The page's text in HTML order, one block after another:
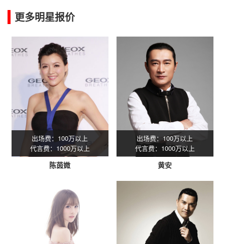
更多明星报价
出场费：100万以上
代言费：1000万以上
陈茵媺
出场费：100万以上
代言费：1000万以上
黄安